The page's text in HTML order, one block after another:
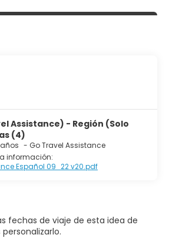
Assistance) - Región (Solo
(4)
- Go Travel Assistance
información:
Español 09_22 v20.pdf
fechas de viaje de esta idea de